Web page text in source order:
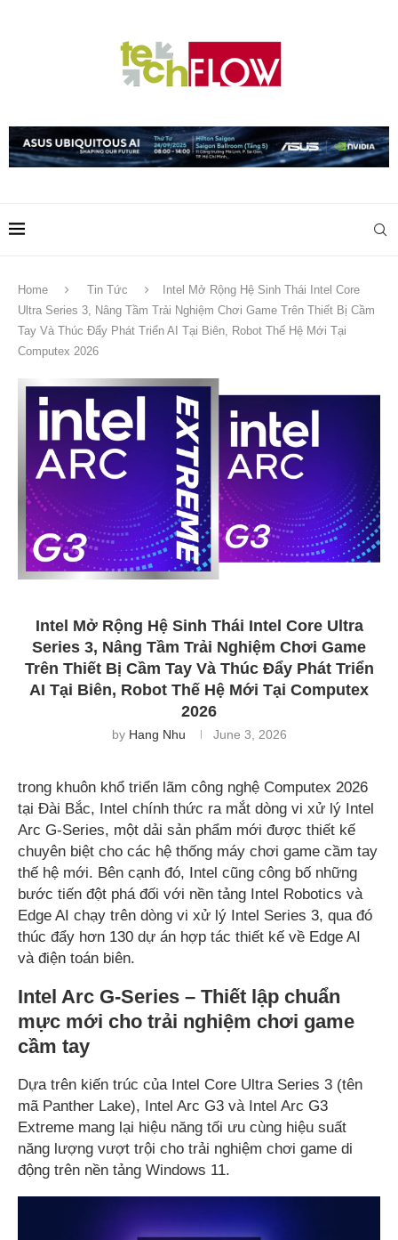
Home Tin Tức
Intel Mở Rộng Hệ Sinh Thái Intel Core
Ultra Series 3, Nâng Tầm Trải Nghiệm Chơi Game Trên Thiết Bị Cầm
Tay Và Thúc Đẩy Phát Triển AI Tại Biên, Robot Thế Hệ Mới Tại
Computex 2026
Intel Mở Rộng Hệ Sinh Thái Intel Core Ultra
Series 3, Nâng Tầm Trải Nghiệm Chơi Game
Trên Thiết Bị Cầm Tay Và Thúc Đẩy Phát Triển
AI Tại Biên, Robot Thế Hệ Mới Tại Computex
2026
by Hang Nhu June 3, 2026
trong khuôn khổ triển lãm công nghệ Computex 2026
tại Đài Bắc, Intel chính thức ra mắt dòng vi xử lý Intel
Arc G-Series, một dải sản phẩm mới được thiết kế
chuyên biệt cho các hệ thống máy chơi game cầm tay
thế hệ mới. Bên cạnh đó, Intel cũng công bố những
bước tiến đột phá đối với nền tảng Intel Robotics và
Edge AI chạy trên dòng vi xử lý Intel Series 3, qua đó
thúc đẩy hơn 130 dự án hợp tác thiết kế về Edge AI
và điện toán biên.
Intel Arc G-Series – Thiết lập chuẩn
mực mới cho trải nghiệm chơi game
cầm tay
Dựa trên kiến trúc của Intel Core Ultra Series 3 (tên
mã Panther Lake), Intel Arc G3 và Intel Arc G3
Extreme mang lại hiệu năng tối ưu cùng hiệu suất
năng lượng vượt trội cho trải nghiệm chơi game di
động trên nền tảng Windows 11.